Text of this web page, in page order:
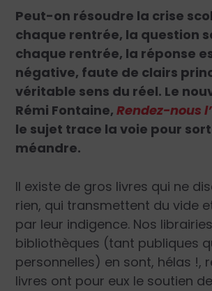
Peut-on résoudre la crise
chaque rentrée, la question
chaque rentrée, la réponse
négative, faute de clairs
véritable sens du réel. Le
Rémi Fontaine,Rendez-nous
le sujet trace la voie pour
méandre.
Il existe de gros livres qui ne
rien, qui transmettent du vide
par leur indigence. Nos
bibliothèques (tant publiques
personnelles) en sont, hélas !,
livres ont pour eux le soutien